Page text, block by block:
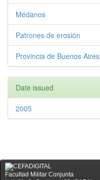
Médanos
Patrones de erosión
Provincia de Buenos Aires
Date issued
2005
Facultad Militar Conjunta